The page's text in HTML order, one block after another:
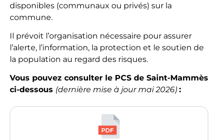
disponibles (communaux ou privés) sur la
commune.
Il prévoit l’organisation nécessaire pour assurer
l’alerte, l’information, la protection et le soutien de
la population au regard des risques.
Vous pouvez consulter le PCS de Saint-Mammès
ci-dessous (dernière mise à jour mai 2026) :